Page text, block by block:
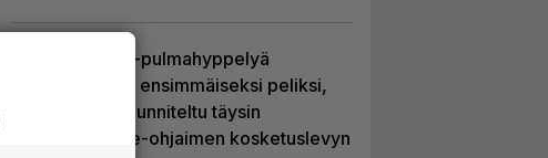
Uutta PS5-pulmahyppelyä
kuvaillaan ensimmäiseksi peliksi,
joka on suunniteltu täysin
DualSense-ohjaimen kosketuslevyn